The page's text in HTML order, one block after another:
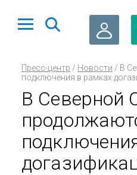
Пресс-центр / Новости / В
подключения в рамках
В Северной